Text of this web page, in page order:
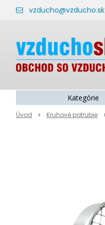
vzducho@vzducho.sk
Úvod Kruhové potrubie
Kategórie